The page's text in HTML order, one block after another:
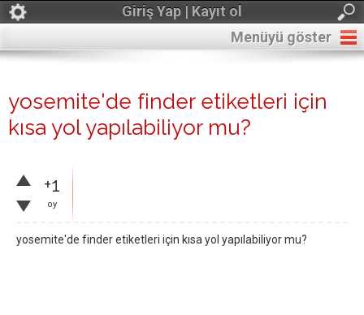
Giriş Yap | Kayıt ol
Menüyü göster
yosemite'de finder etiketleri için
kısa yol yapılabiliyor mu?
+1
oy
yosemite'de finder etiketleri için kısa yol yapılabiliyor mu?